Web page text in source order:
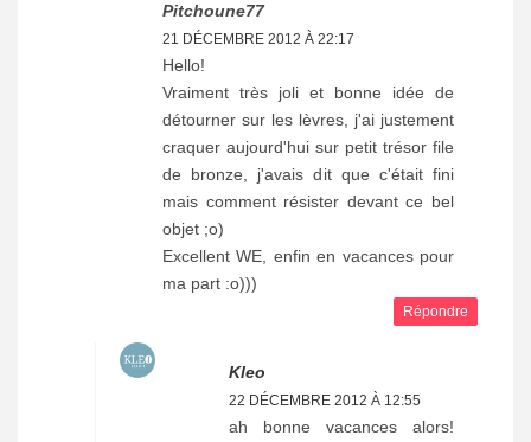
Pitchoune77
21 DÉCEMBRE 2012 À 22:17
Hello!
Vraiment très joli et bonne idée de
détourner sur les lèvres, j'ai justement
craquer aujourd'hui sur petit trésor file
de bronze, j'avais dit que c'était fini
mais comment résister devant ce bel
objet ;o)
Excellent WE, enfin en vacances pour
ma part :o)))
Répondre
Kleo
22 DÉCEMBRE 2012 À 12:55
ah bonne vacances alors!